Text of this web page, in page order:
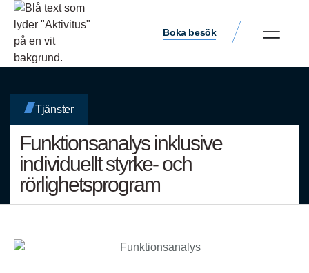
Boka besök
Tjänster
Funktionsanalys inklusive
individuellt styrke- och
rörlighetsprogram